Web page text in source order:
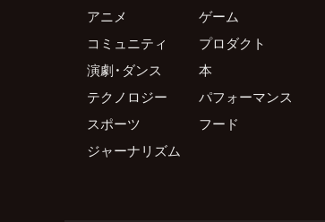
アニメ
ゲーム
コミュニティ
プロダクト
演劇・ダンス
本
テクノロジー
パフォーマンス
スポーツ
フード
ジャーナリズム